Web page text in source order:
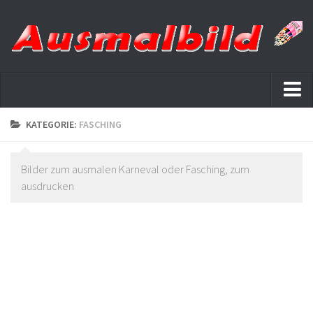
Startseite
KATEGORIE: FASCHING
Bilder zum ausmalen Karneval oder Fasching, zum
ausdrucken